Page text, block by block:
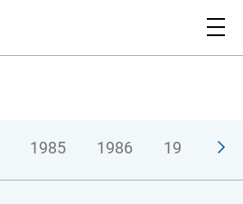
1985 1986 1987